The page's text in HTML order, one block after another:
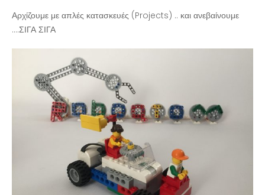
Kids Brain Massage
Lab
Read more
Rent a Robotic Lab.
For Schools, Hotels,
Camps
Αρχίζουμε με απλές κατασκευές (Projects) .. και ανεβαίνουμε
….ΣΙΓΑ ΣΙΓΑ